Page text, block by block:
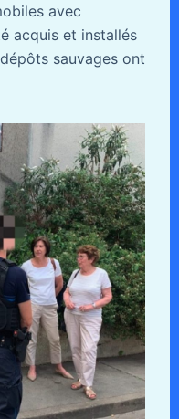
avec
acquis et installés
sauvages ont